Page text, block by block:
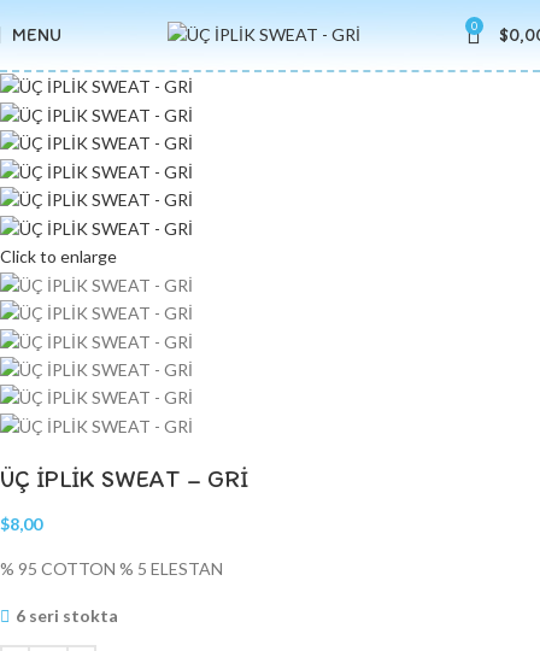
MENU 0 $
Click to enlarge
ÜÇ İPLİK SWEAT – GRİ
$8,00
% 95 COTTON % 5 ELESTAN
6 seri stokta